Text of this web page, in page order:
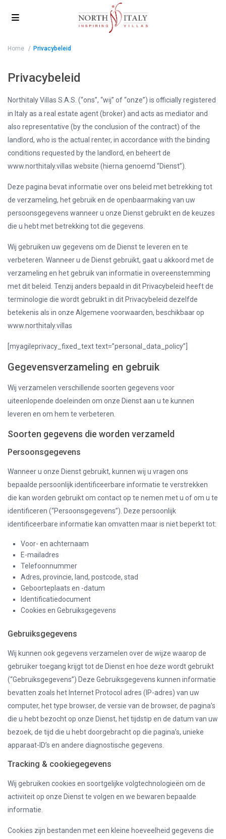
Home Privacybeleid
Privacybeleid
Northitaly Villas S.A.S. (“ons”, “wij” of “onze”) is officially registered
in Italy as a real estate agent (broker) and acts as mediator and
also representative (by the conclusion of the contract) of the
landlord, who is the actual renter, in accordance with the binding
conditions requested by the landlord, en beheert de
www.northitaly.villas website (hierna genoemd “Dienst”).
Deze pagina bevat informatie over ons beleid met betrekking tot
de verzameling, het gebruik en de openbaarmaking van uw
persoonsgegevens wanneer u onze Dienst gebruikt en de keuzes
die u hebt met betrekking tot die gegevens.
Wij gebruiken uw gegevens om de Dienst te leveren en te
verbeteren. Wanneer u de Dienst gebruikt, gaat u akkoord met de
verzameling en het gebruik van informatie in overeenstemming
met dit beleid. Tenzij anders bepaald in dit Privacybeleid heeft de
terminologie die wordt gebruikt in dit Privacybeleid dezelfde
betekenis als in onze Algemene voorwaarden, beschikbaar op
www.northitaly.villas
[myagileprivacy_fixed_text text=”personal_data_policy”]
Gegevensverzameling en gebruik
Wij verzamelen verschillende soorten gegevens voor
uiteenlopende doeleinden om onze Dienst aan u te kunnen
leveren en om hem te verbeteren.
Soorten gegevens die worden verzameld
Persoonsgegevens
Wanneer u onze Dienst gebruikt, kunnen wij u vragen ons
bepaalde persoonlijk identificeerbare informatie te verstrekken
die kan worden gebruikt om contact op te nemen met u of om u te
identificeren (“Persoonsgegevens”). Deze persoonlijk
identificeerbare informatie kan omvatten maar is niet beperkt tot:
Voor- en achternaam
E-mailadres
Telefoonnummer
Adres, provincie, land, postcode, stad
Geboorteplaats en -datum
Identificatiedocument
Cookies en Gebruiksgegevens
Gebruiksgegevens
Wij kunnen ook gegevens verzamelen over de wijze waarop de
gebruiker toegang krijgt tot de Dienst en hoe deze wordt gebruikt
(“Gebruiksgegevens”) Deze Gebruiksgegevens kunnen informatie
bevatten zoals het Internet Protocol adres (IP-adres) van uw
computer, het type browser, de versie van de browser, de pagina’s
die u hebt bezocht op onze Dienst, het tijdstip en de datum van uw
bezoek, de tijd die u hebt doorgebracht op die pagina’s, unieke
apparaat-ID’s en andere diagnostische gegevens.
Tracking & cookiegegevens
Wij gebruiken cookies en soortgelijke volgtechnologieën om de
activiteit op onze Dienst te volgen en we bewaren bepaalde
informatie.
Cookies zijn bestanden met een kleine hoeveelheid gegevens die